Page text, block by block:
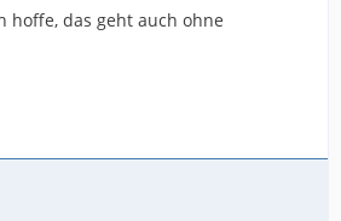
hoffe, das geht auch ohne